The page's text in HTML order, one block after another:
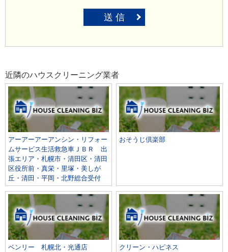
送 信
近隣のハウスクリーニング業者
アーアーアーアンシン・リフォー
ムサービス生活救急車ＪＢＲ 出
張エリア・札幌市・清田区・清田
区役所前・真栄・里塚・美しが
丘・清田・平岡・北野総合受付
おそうじ倶楽部
ベンリー 札幌北・光通店 クリーン・ハピネス